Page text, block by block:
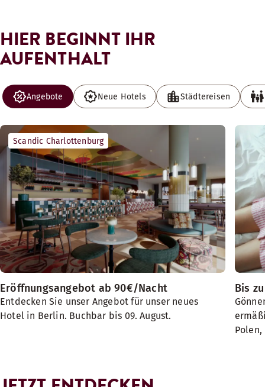
HIER BEGINNT IHR
AUFENTHALT
Angebote Neue Hotels Städtereisen
Scandic Charlottenburg
Eröffnungsangebot ab 90€/Nacht
Entdecken Sie unser Angebot für unser neues
Hotel in Berlin. Buchbar bis 09. August.
Bis
Polen,